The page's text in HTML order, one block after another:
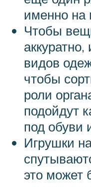
именно на
Чтобы
видов
чтобы
роли
подойдут
под обуви
Игрушки
это может